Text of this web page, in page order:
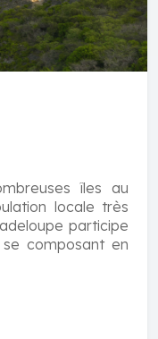
îles au
locale très
participe
composant en